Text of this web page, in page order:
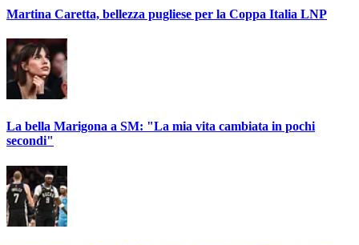
Martina Caretta, bellezza pugliese per la Coppa Italia LNP
La bella Marigona a SM: "La mia vita cambiata in pochi
secondi"